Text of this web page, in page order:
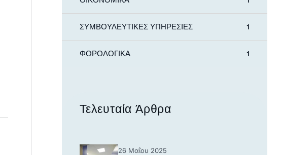
ΣΥΜΒΟΥΛΕΥΤΙΚΕΣ ΥΠΗΡΕΣΙΕΣ 1
ΦΟΡΟΛΟΓΙΚΑ 1
Τελευταία Άρθρα
26 Μαΐου 2025